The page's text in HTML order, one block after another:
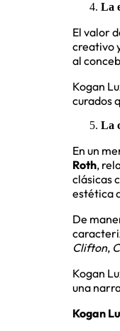
La
El valor
creativo
al
Kogan
curados
La
En un
Roth,
clásicas
estética
De
Clifton,
Kogan
una
Kogan